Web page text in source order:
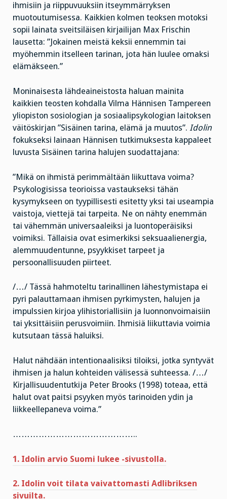
ihmisiin ja riippuvuuksiin itseymmärryksen
muotoutumisessa. Kaikkien kolmen teoksen motoksi
sopii lainata sveitsiläisen kirjailijan Max Frischin
lausetta: ”Jokainen meistä keksii ennemmin tai
myöhemmin itselleen tarinan, jota hän luulee omaksi
elämäkseen.”
Moninaisesta lähdeaineistosta haluan mainita
kaikkien teosten kohdalla Vilma Hännisen Tampereen
yliopiston sosiologian ja sosiaalipsykologian laitoksen
väitöskirjan ”Sisäinen tarina, elämä ja muutos”. Idolin
fokukseksi lainaan Hännisen tutkimuksesta kappaleet
luvusta Sisäinen tarina halujen suodattajana:
”Mikä on ihmistä perimmältään liikuttava voima?
Psykologisissa teorioissa vastaukseksi tähän
kysymykseen on tyypillisesti esitetty yksi tai useampia
vaistoja, viettejä tai tarpeita. Ne on nähty enemmän
tai vähemmän universaaleiksi ja luontoperäisiksi
voimiksi. Tällaisia ovat esimerkiksi seksuaalienergia,
alemmuudentunne, psyykkiset tarpeet ja
persoonallisuuden piirteet.
/…/ Tässä hahmoteltu tarinallinen lähestymistapa ei
pyri palauttamaan ihmisen pyrkimysten, halujen ja
impulssien kirjoa ylihistoriallisiin ja luonnonvoimaisiin
tai yksittäisiin perusvoimiin. Ihmisiä liikuttavia voimia
kutsutaan tässä haluiksi.
Halut nähdään intentionaalisiksi tiloiksi, jotka syntyvät
ihmisen ja halun kohteiden välisessä suhteessa. /…/
Kirjallisuudentutkija Peter Brooks (1998) toteaa, että
halut ovat paitsi psyyken myös tarinoiden ydin ja
liikkeellepaneva voima.”
……………………………………..
1. Idolin arvio Suomi lukee -sivustolla.
2. Idolin voit tilata vaivattomasti Adlibriksen
sivuilta.